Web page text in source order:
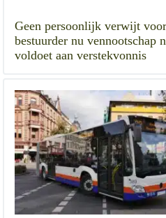
Geen persoonlijk verwijt voor
bestuurder nu vennootschap
voldoet aan verstekvonnis